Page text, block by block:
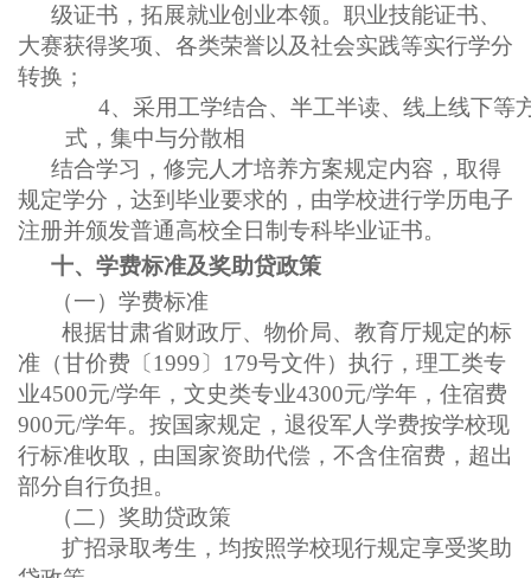
级证书，拓展就业创业本领。职业技能证书、
大赛获得奖项、各类荣誉以及社会实践等实行学分
转换；
4、采用工学结合、半工半读、线上线下等
式，集中与分散相
结合学习，修完人才培养方案规定内容，取得
规定学分，达到毕业要求的，由学校进行学历电子
注册并颁发普通高校全日制专科毕业证书。
十、学费标准及奖助贷政策
（一）学费标准
根据甘肃省财政厅、物价局、教育厅规定的标
准（甘价费〔 1999〕179号文件）执行，理工类专
业4500元/学年，文史类专业4300元/学年，住宿费
900元/学年。按国家规定，退役军人学费按学校现
行标准收取，由国家资助代偿，不含住宿费，超出
部分自行负担。
（二）奖助贷政策
扩招录取考生，均按照学校现行规定享受奖助